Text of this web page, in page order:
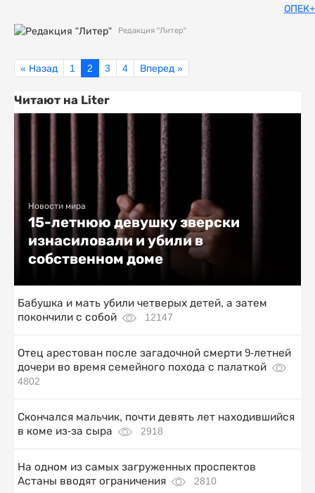
Редакция "Литер"
« Назад 1 2 3 4 Вперед »
Читают на Liter
Новости мира
15-летнюю девушку зверски
изнасиловали и убили в
собственном доме
Бабушка и мать убили четверых детей, а затем
покончили с собой
12147
Отец арестован после загадочной смерти 9-летней
дочери во время семейного похода с палаткой
4802
Скончался мальчик, почти девять лет находившийся
в коме из-за сыра
2918
На одном из самых загруженных проспектов
Астаны вводят ограничения
2810